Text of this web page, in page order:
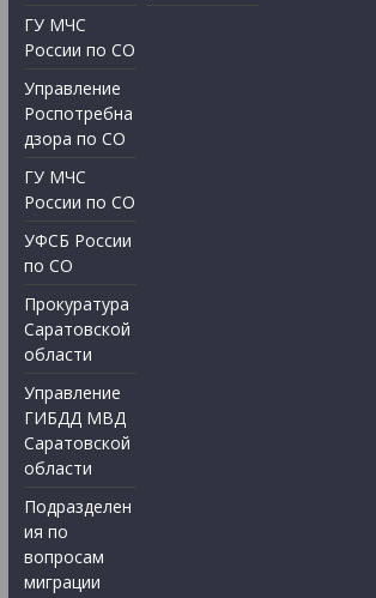
ГУ МЧС
России по СО
Управление
Роспотребна
дзора по СО
ГУ МЧС
России по СО
УФСБ России
по СО
Прокуратура
Саратовской
области
Управление
ГИБДД МВД
Саратовской
области
Подразделен
ия по
вопросам
миграции